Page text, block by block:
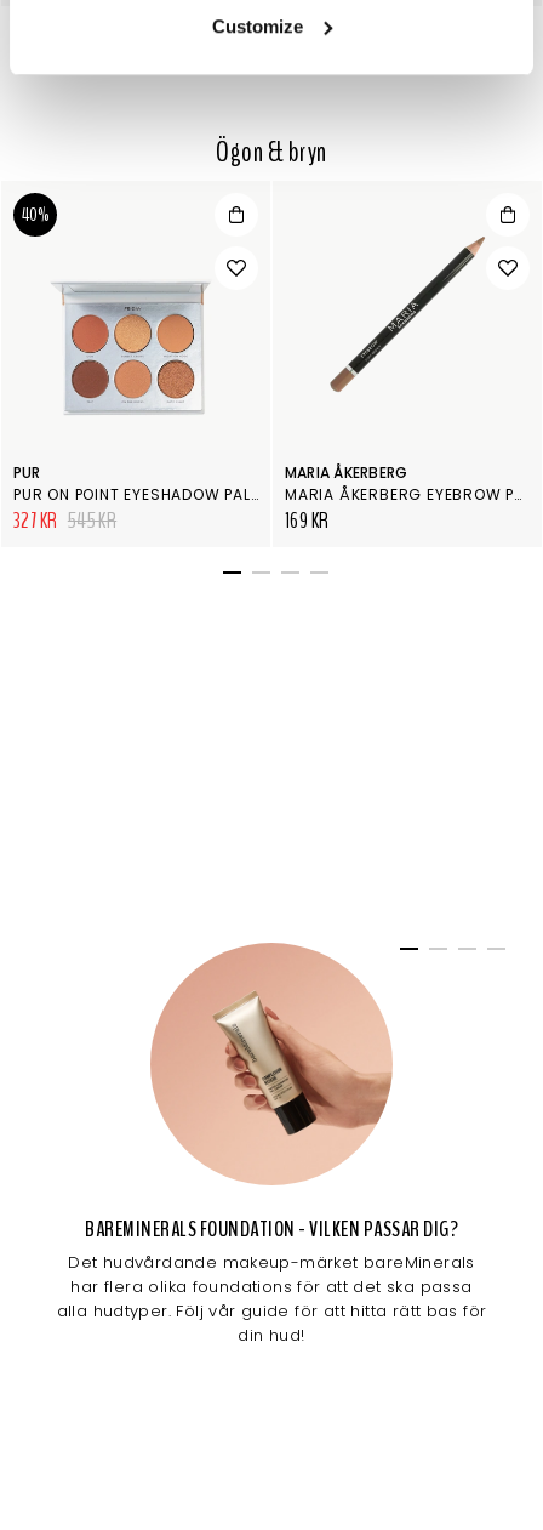
Customize
Ögon & bryn
40%
PUR
PUR ON POINT EYESHADOW PALETTE FRIDAY
327 KR 545 KR
MARIA ÅKERBERG
MARIA ÅKERBERG EYEBROW PENCIL LIGHT BROWN
169 KR
BAREMINERALS FOUNDATION - VILKEN PASSAR DIG?
Det hudvårdande makeup-märket bareMinerals
har flera olika foundations för att det ska passa
alla hudtyper. Följ vår guide för att hitta rätt bas för
din hud!